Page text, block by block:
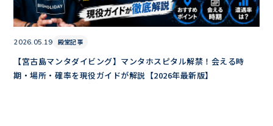
2026.05.19 殿堂記事
【宮古島マンタダイビング】マンタホスピタル解禁！会える時
期・場所・確率を現役ガイドが解説【2026年最新版】